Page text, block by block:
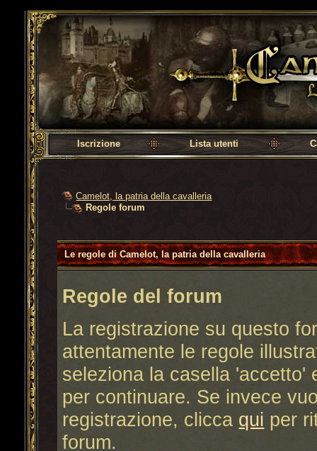
Camelot, la patria della cavalleria
Iscrizione Lista utenti
Camelot, la patria della cavalleria
Regole forum
Le regole di Camelot, la patria della cavalleria
Regole del forum
La registrazione su questo
attentamente le regole
seleziona la casella 'accetto'
per continuare. Se invece
registrazione, clicca qui per
forum.